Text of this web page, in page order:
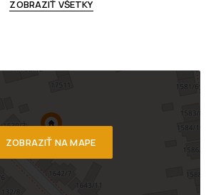
ZOBRAZIŤ VŠETKY
ZOBRAZIŤ NA MAPE